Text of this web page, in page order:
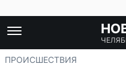
ПРОИСШЕСТВИЯ